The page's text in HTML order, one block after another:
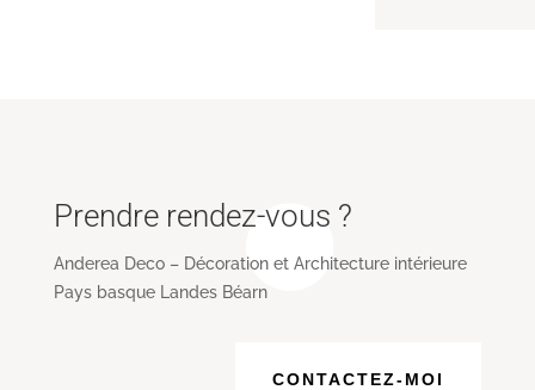
Prendre rendez-vous ?
Anderea Deco – Décoration et Architecture intérieure
Pays basque Landes Béarn
CONTACTEZ-MOI